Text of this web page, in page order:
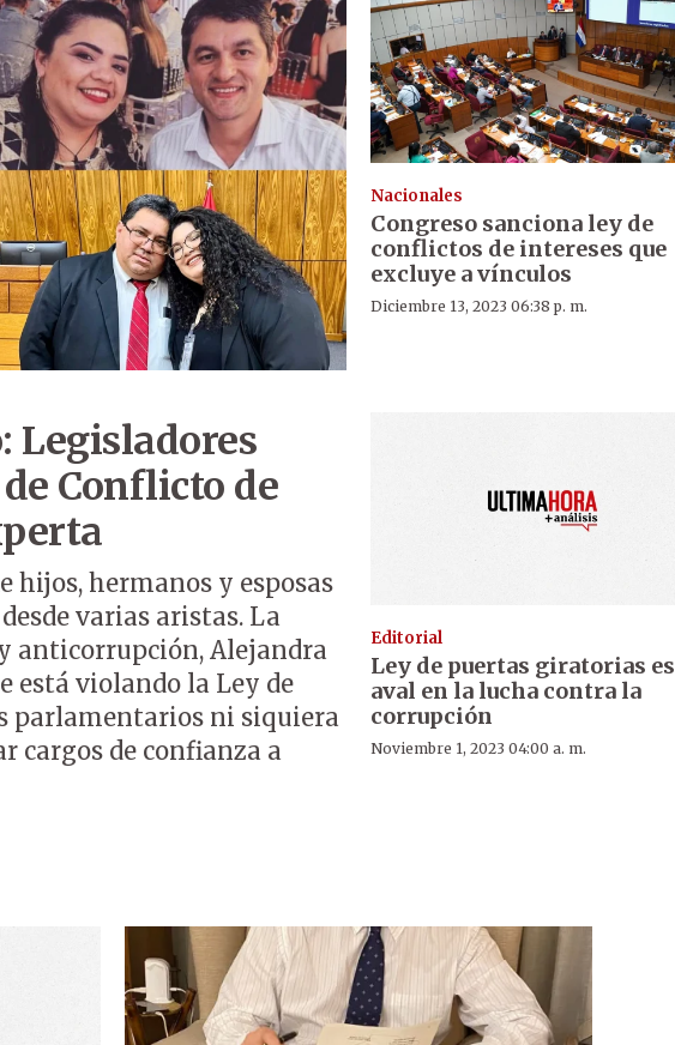
Legisladores
Conflicto de
hermanos y esposas
varias aristas. La
anticorrupción, Alejandra
está violando la Ley de
parlamentarios ni siquiera
cargos de confianza a
Nacionales
Congreso sanciona ley de
conflictos de intereses que
excluye a vínculos
Diciembre 13, 2023 06:38 p. m.
Editorial
Ley de puertas giratorias es
aval en la lucha contra la
corrupción
Noviembre 1, 2023 04:00 a. m.